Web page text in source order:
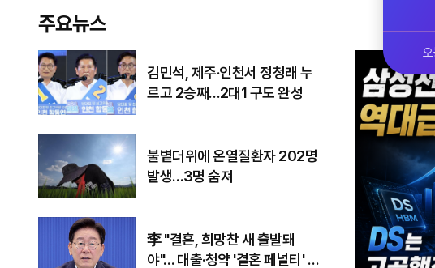
주요뉴스
김민석, 제주·인천서 정청래 누
르고 2승째…2대1 구도 완성
불볕더위에 온열질환자 202명
발생…3명 숨져
李 "결혼, 희망찬 새 출발돼
야"… 대출·청약 '결혼 페널티' 손